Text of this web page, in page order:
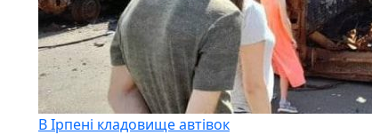
В Ірпені кладовище автівок